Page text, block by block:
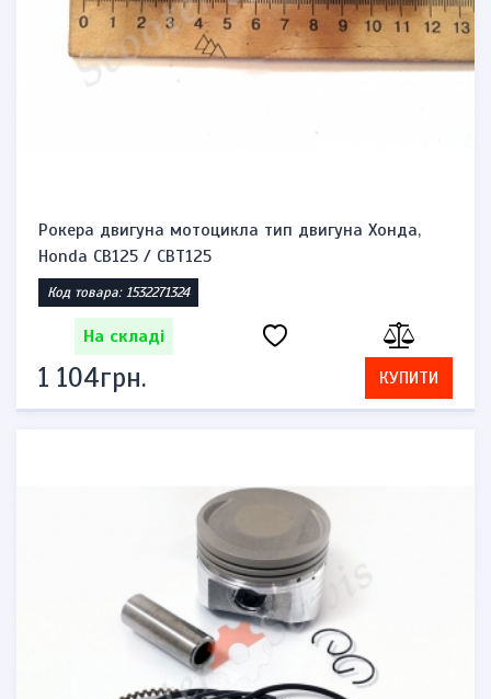
Рокера двигуна мотоцикла тип двигуна Хонда,
Honda CB125 / CBT125
Код товара: 1532271324
На складі
1 104грн. КУПИТИ